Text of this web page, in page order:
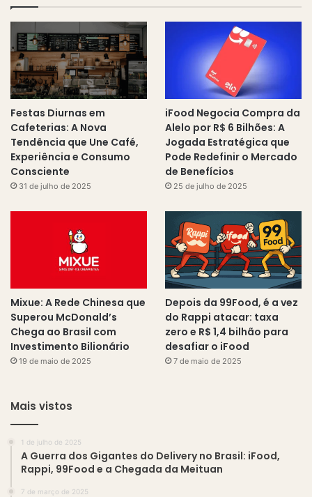
Festas Diurnas em
Cafeterias: A Nova
Tendência que Une Café,
Experiência e Consumo
Consciente
31 de julho de 2025
iFood Negocia Compra da
Alelo por R$ 6 Bilhões: A
Jogada Estratégica que
Pode Redefinir o Mercado
de Benefícios
25 de julho de 2025
Mixue: A Rede Chinesa que
Superou McDonald’s
Chega ao Brasil com
Investimento Bilionário
19 de maio de 2025
Depois da 99Food, é a vez
do Rappi atacar: taxa
zero e R$ 1,4 bilhão para
desafiar o iFood
7 de maio de 2025
Mais vistos
1 de julho de 2025
A Guerra dos Gigantes do Delivery no Brasil: iFood,
Rappi, 99Food e a Chegada da Meituan
7 de março de 2025